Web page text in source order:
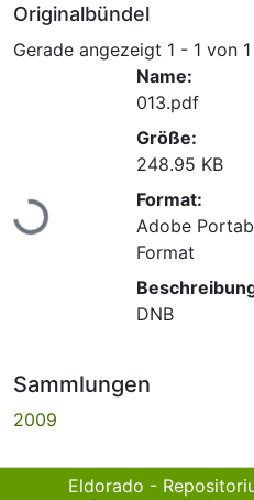
Originalbündel
Gerade angezeigt 1 - 1 von 1
Lade...
Name:
013.pdf
Größe:
248.95 KB
Format:
Adobe
Format
DNB
Sammlungen
2009
Eldorado -